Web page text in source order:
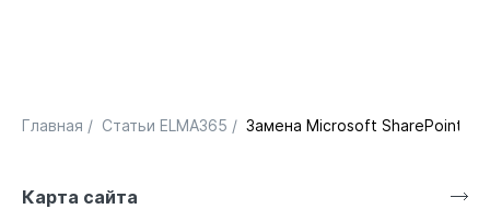
Главная / Статьи ELMA365 / Замена Microsoft SharePoint:
Карта сайта